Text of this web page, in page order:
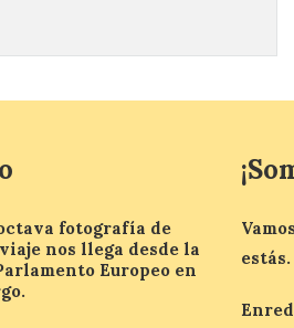
fotografía de
nos llega desde la
Europeo en
estás.